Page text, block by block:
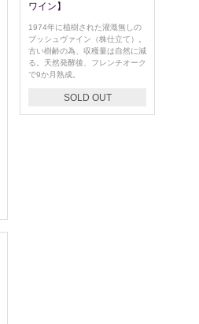
ワイン】
1974年に植樹された灌漑無しの
ブッシュヴァイン（株仕立て）。
古い樹齢の為、収穫量は自然に減
る。天然発酵後、フレンチオーク
で9か月熟成。
SOLD OUT